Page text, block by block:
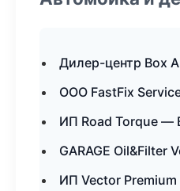
Дилер-центр Box
ООО FastFix
ИП Road Torque —
GARAGE Oil&Filter
ИП Vector